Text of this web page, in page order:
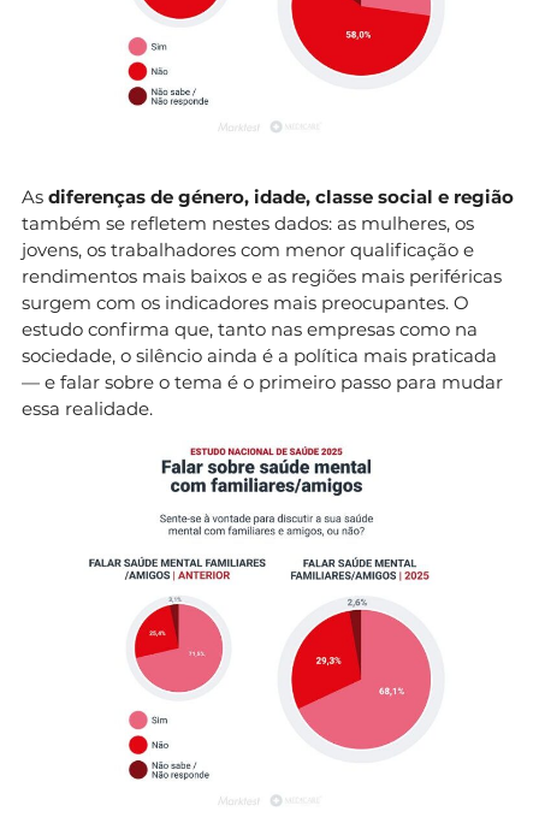
As diferenças de género, idade, classe social e região
também se refletem nestes dados: as mulheres, os
jovens, os trabalhadores com menor qualificação e
rendimentos mais baixos e as regiões mais periféricas
surgem com os indicadores mais preocupantes. O
estudo confirma que, tanto nas empresas como na
sociedade, o silêncio ainda é a política mais praticada
— e falar sobre o tema é o primeiro passo para mudar
essa realidade.